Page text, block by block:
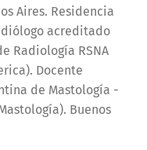
Aires. Residencia
acreditado
Radiología RSNA
Docente
de Mastología -
Buenos